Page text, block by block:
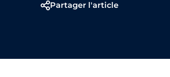
Partager l'article